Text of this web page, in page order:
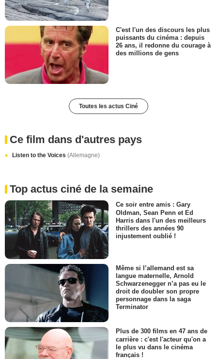
C'est l'un des discours les plus
puissants du cinéma : depuis
26 ans, il redonne du courage à
des millions de gens
Toutes les actus Ciné
Ce film dans d'autres pays
Listen to the Voices (Allemagne)
Top actus ciné de la semaine
Ce soir entre amis : Gary
Oldman, Sean Penn et Ed
Harris dans l'un des meilleurs
thrillers des années 90
injustement oublié !
Même si l’allemand est sa
langue maternelle, Arnold
Schwarzenegger n’a pas eu le
droit de doubler son propre
personnage dans la saga
Terminator
Plus de 300 films en 47 ans de
carrière : c'est l'acteur qu'on a
le plus vu dans le cinéma
français !